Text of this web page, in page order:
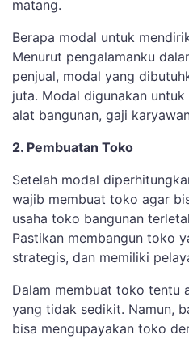
matang.
Berapa modal untuk
Menurut pengalamanku
penjual, modal yang
juta. Modal digunakan
alat bangunan, gaji
2. Pembuatan Toko
Setelah modal
wajib membuat toko agar
usaha toko bangunan
Pastikan membangun toko
strategis, dan memiliki
Dalam membuat toko tentu
yang tidak sedikit. Namun,
bisa mengupayakan toko